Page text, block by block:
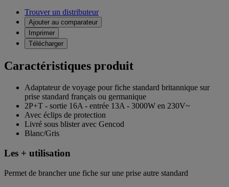
Trouver un distributeur
Ajouter au comparateur
Imprimer
Télécharger
Caractéristiques produit
Adaptateur de voyage pour fiche standard britannique sur
prise standard français ou germanique
2P+T - sortie 16A - entrée 13A - 3000W en 230V~
Avec éclips de protection
Livré sous blister avec Gencod
Blanc/Gris
Les + utilisation
Permet de brancher une fiche sur une prise autre standard